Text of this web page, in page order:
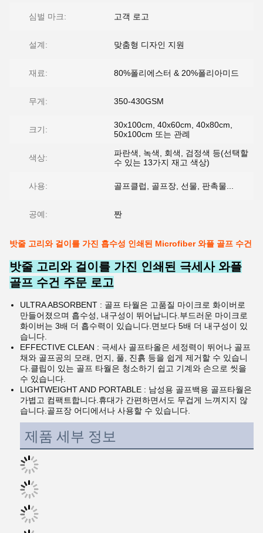
심벌 마크: 고객 로고
설계: 맞춤형 디자인 지원
재료: 80%폴리에스터 & 20%폴리아미드
무게: 350-430GSM
크기:
30x100cm, 40x60cm, 40x80cm,
50x100cm 또는 관례
색상:
파란색, 녹색, 회색, 검정색 등(선택할
수 있는 13가지 재고 색상)
사용: 골프클럽, 골프장, 선물, 판촉물...
공예: 짠
밧줄 고리와 걸이를 가진 흡수성 인쇄된 Microfiber 와플 골프 수건
밧줄 고리와 걸이를 가진 인쇄된 극세사 와플
골프 수건 주문 로고
ULTRA ABSORBENT : 골프 타월은 고품질 마이크로 화이버로
만들어졌으며 흡수성, 내구성이 뛰어납니다.부드러운 마이크로
화이버는 3배 더 흡수력이 있습니다. 면보다 5배 더 내구성이 있
습니다.
EFFECTIVE CLEAN : 극세사 골프타올은 세정력이 뛰어나 골프
채와 골프공의 모래, 먼지, 풀, 진흙 등을 쉽게 제거할 수 있습니
다.클립이 있는 골프 타월은 청소하기 쉽고 기계와 손으로 씻을
수 있습니다.
LIGHTWEIGHT AND PORTABLE : 남성용 골프백용 골프타월은
가볍고 컴팩트합니다.휴대가 간편하면서도 무겁게 느껴지지 않
습니다.골프장 어디에서나 사용할 수 있습니다.
제품 세부 정보